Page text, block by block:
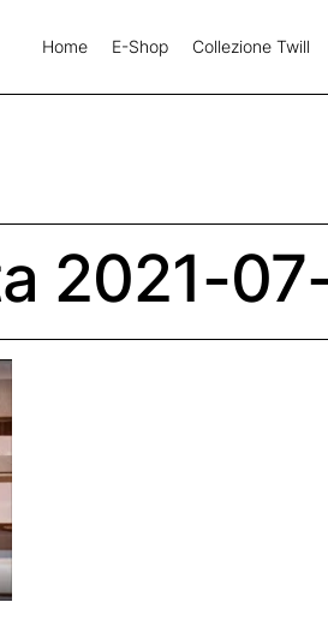
Home E-Shop Collezione Twill
2021-